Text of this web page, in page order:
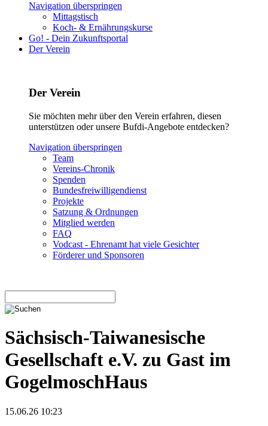
Navigation überspringen
Mittagstisch
Koch- & Ernährungskurse
Go! - Dein Zukunftsportal
Der Verein
Der Verein
Sie möchten mehr über den Verein erfahren, diesen
unterstützen oder unsere Bufdi-Angebote entdecken?
Navigation überspringen
Team
Vereins-Chronik
Spenden
Bundesfreiwilligendienst
Projekte
Satzung & Ordnungen
Mitglied werden
FAQ
Vodcast - Ehrenamt hat viele Gesichter
Förderer und Sponsoren
Sächsisch-Taiwanesische
Gesellschaft e.V. zu Gast im
GogelmoschHaus
15.06.26 10:23